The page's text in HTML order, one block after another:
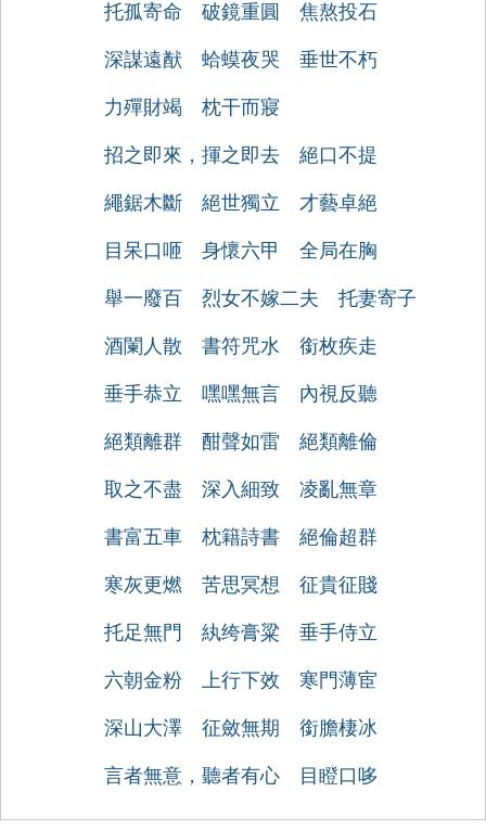
托孤寄命 破鏡重圓 焦熬投石
深謀遠猷 蛤蟆夜哭 垂世不朽
力殫財竭 枕干而寢
招之即來，揮之即去 絕口不提
繩鋸木斷 絕世獨立 才藝卓絕
目呆口咂 身懷六甲 全局在胸
舉一廢百 烈女不嫁二夫 托妻寄子
酒闌人散 書符咒水 銜枚疾走
垂手恭立 嘿嘿無言 內視反聽
絕類離群 酣聲如雷 絕類離倫
取之不盡 深入細致 凌亂無章
書富五車 枕籍詩書 絕倫超群
寒灰更燃 苦思冥想 征貴征賤
托足無門 紈绔膏粱 垂手侍立
六朝金粉 上行下效 寒門薄宦
深山大澤 征斂無期 銜膽棲冰
言者無意，聽者有心 目瞪口哆